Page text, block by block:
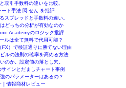
取引手数料の違いを比較。
ード手法 閃-せん-を批評
スプレッドと手数料の違い。
どっちの分析が有効なのか
Academyのロジック批評
ルは全て無料で代用可能？
）で検証通りに勝てない理由
ルの法則の確率を高める方法
のか。設定値の落とし穴。
インとだましチャート事例
のパラメーターはあるの？
情報商材レビュー